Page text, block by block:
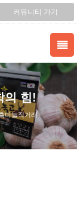
커뮤니티 가기
의 힘!
마늘직거래